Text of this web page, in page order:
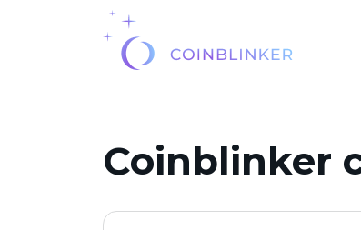
Coinblinker